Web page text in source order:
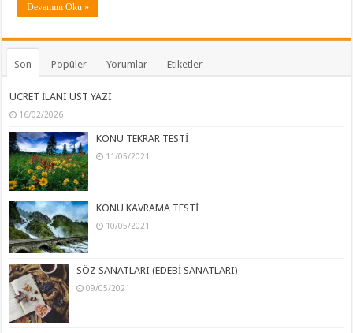
Devamını Oku »
Son Popüler Yorumlar Etiketler
ÜCRET İLANI ÜST YAZI
16/02/2026
KONU TEKRAR TESTİ
11/05/2021
KONU KAVRAMA TESTİ
10/05/2021
SÖZ SANATLARI (EDEBİ SANATLARI)
09/05/2021